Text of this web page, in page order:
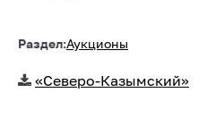
Раздел:Аукционы
«Северо-Казымский»